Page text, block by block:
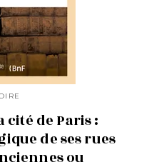
cité de Paris :
de ses rues
ou